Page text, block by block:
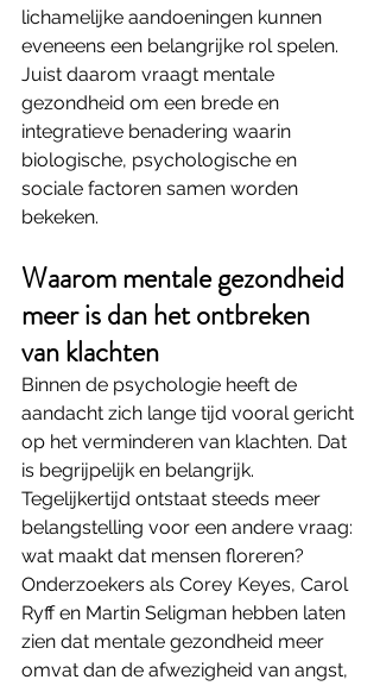
lichamelijke aandoeningen kunnen
eveneens een belangrijke rol spelen.
Juist daarom vraagt mentale
gezondheid om een brede en
integratieve benadering waarin
biologische, psychologische en
sociale factoren samen worden
bekeken.
Waarom mentale gezondheid
meer is dan het ontbreken
van klachten
Binnen de psychologie heeft de
aandacht zich lange tijd vooral gericht
op het verminderen van klachten. Dat
is begrijpelijk en belangrijk.
Tegelijkertijd ontstaat steeds meer
belangstelling voor een andere vraag:
wat maakt dat mensen floreren?
Onderzoekers als Corey Keyes, Carol
Ryff en Martin Seligman hebben laten
zien dat mentale gezondheid meer
omvat dan de afwezigheid van angst,